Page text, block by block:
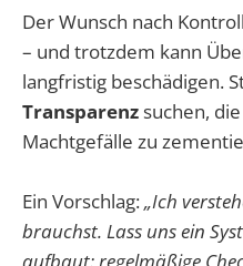
Der Wunsch nach
– und trotzdem kann
langfristig beschädigen.
Transparenzsuchen,
Machtgefälle zu
Ein Vorschlag:„Ich
brauchst. Lass uns ein